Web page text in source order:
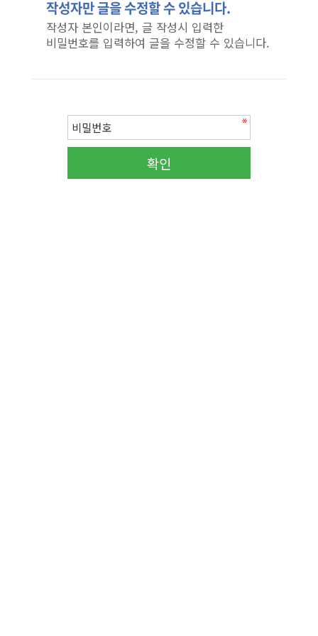
작성자만 글을 수정할 수 있습니다.
작성자 본인이라면, 글 작성시 입력한
비밀번호를 입력하여 글을 수정할 수 있습니다.